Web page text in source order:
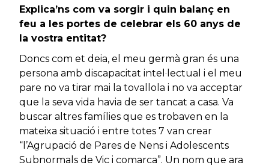
Explica’ns com va sorgir i quin balanç en
feu a les portes de celebrar els 60 anys de
la vostra entitat?
Doncs com et deia, el meu germà gran és una
persona amb discapacitat intel·lectual i el meu
pare no va tirar mai la tovallola i no va acceptar
que la seva vida havia de ser tancat a casa. Va
buscar altres famílies que es trobaven en la
mateixa situació i entre totes 7 van crear
“l’Agrupació de Pares de Nens i Adolescents
Subnormals de Vic i comarca”. Un nom que ara